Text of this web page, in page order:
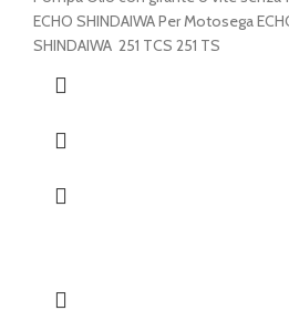
ECHO SHINDAIWA Per Motosega
SHINDAIWA 251 TCS 251 TS